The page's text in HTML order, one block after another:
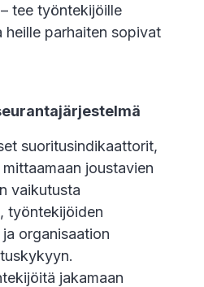
tee työntekijöille
heille parhaiten sopivat
suoritusindikaattorit,
joustavien
vaikutusta
työntekijöiden
organisaation
jakamaan